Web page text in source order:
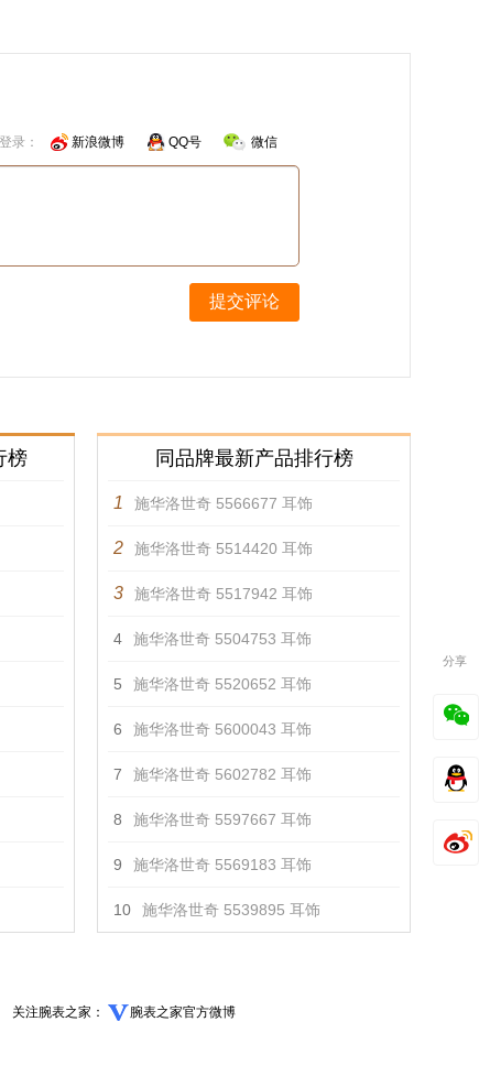
录： 新浪微博 QQ号 微信
提交评论
榜 同品牌最新产品排行榜
1 施华洛世奇 5566677 耳饰
2 施华洛世奇 5514420 耳饰
3 施华洛世奇 5517942 耳饰
4 施华洛世奇 5504753 耳饰
5 施华洛世奇 5520652 耳饰
6 施华洛世奇 5600043 耳饰
7 施华洛世奇 5602782 耳饰
8 施华洛世奇 5597667 耳饰
9 施华洛世奇 5569183 耳饰
10 施华洛世奇 5539895 耳饰
关注腕表之家： 腕表之家官方微博
分享